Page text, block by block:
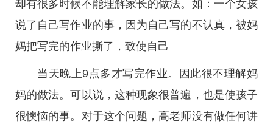
却有很多时候不能理解家长的做法。如：一个女孩
说了自己写作业的事，因为自己写的不认真，被妈
妈把写完的作业撕了，致使自己
当天晚上9点多才写完作业。因此很不理解妈
妈的做法。可以说，这种现象很普遍，也是使孩子
很懊恼的事。对于这个问题，高老师没有做任何讲